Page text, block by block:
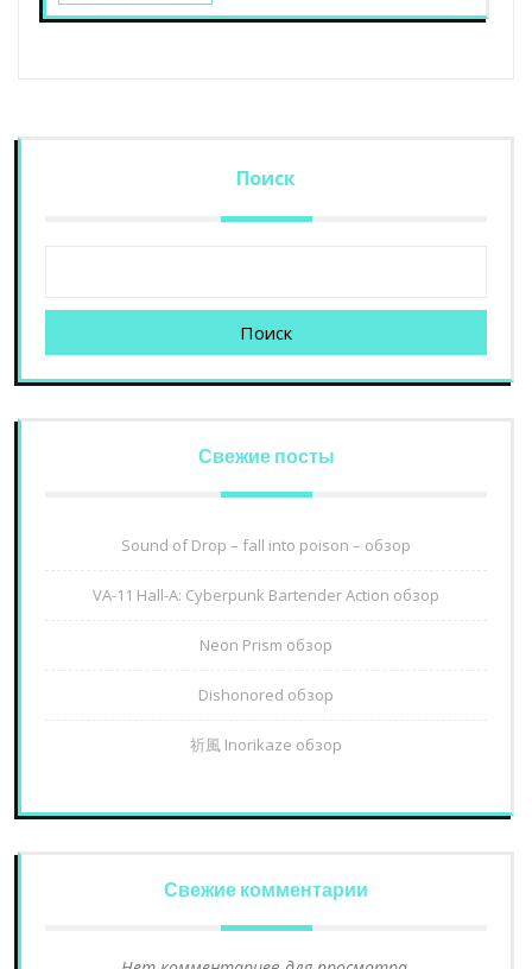
Поиск
Поиск
Свежие посты
Sound of Drop – fall into poison – обзор
VA-11 Hall-A: Cyberpunk Bartender Action обзор
Neon Prism обзор
Dishonored обзор
祈風 Inorikaze обзор
Свежие комментарии